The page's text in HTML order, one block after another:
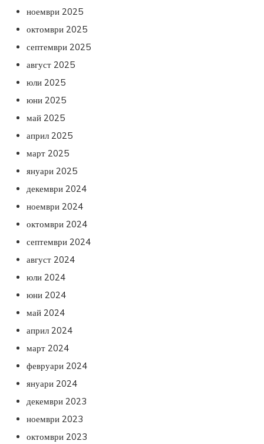
ноември 2025
октомври 2025
септември 2025
август 2025
юли 2025
юни 2025
май 2025
април 2025
март 2025
януари 2025
декември 2024
ноември 2024
октомври 2024
септември 2024
август 2024
юли 2024
юни 2024
май 2024
април 2024
март 2024
февруари 2024
януари 2024
декември 2023
ноември 2023
октомври 2023